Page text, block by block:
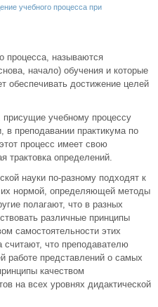
учебного процесса при
процесса, называются
начало) обучения и которые
обеспечивать достижение целей
учебному процессу
в преподавании практикума по
процесс имеет свою
трактовка определений.
науки по-разному подходят к
нормой, определяющей методы
полагают, что в разных
различные принципы
самостоятельности этих
считают, что преподавателю
работе представлений о самых
качеством
на всех уровнях дидактической